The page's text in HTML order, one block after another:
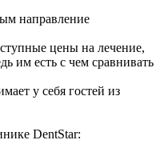
направление
цены на лечение,
им есть с чем сравнивать
у себя гостей из
DentStar: